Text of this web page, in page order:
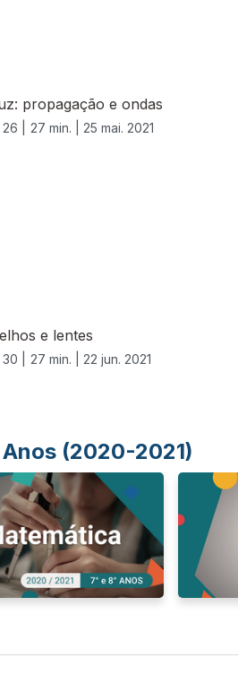
propagação e ondas
| 27 min. | 25 mai. 2021
e lentes
| 27 min. | 22 jun. 2021
(2020-2021)